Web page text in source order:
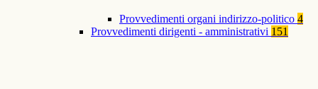
Provvedimenti organi indirizzo-politico 4
Provvedimenti dirigenti - amministrativi 151